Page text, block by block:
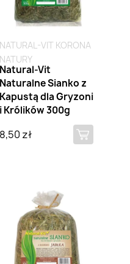
NATURAL-VIT KORONA
NATURY
Natural-Vit
Naturalne Sianko z
Kapustą dla Gryzoni
i Królików 300g
8,50 zł